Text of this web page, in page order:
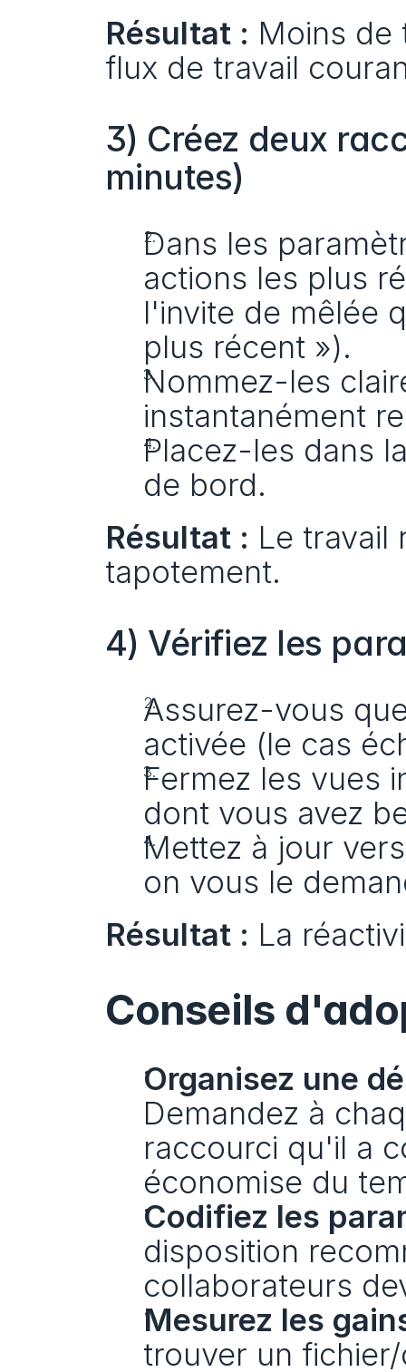
Résultat : Moins de
flux de travail
3) Créez deux
minutes)
Dans les
actions les plus
l'invite de mêlée
plus récent »).
Nommez-les
instantanément
Placez-les dans
de bord.
Résultat : Le travail
tapotement.
4) Vérifiez les
Assurez-vous
activée (le cas
Fermez les vues
dont vous avez
Mettez à jour
on vous le
Résultat : La
Conseils
Organisez une
Demandez à
raccourci qu'il a
économise du
Codifiez les
disposition
collaborateurs
Mesurez les
trouver un